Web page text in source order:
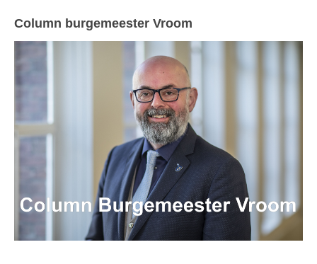
Column burgemeester Vroom